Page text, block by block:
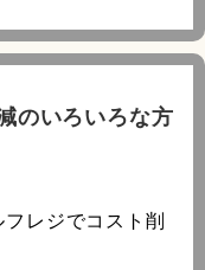
のいろいろな方
レジでコスト削